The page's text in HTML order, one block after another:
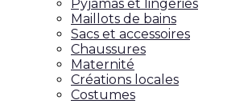
Pyjamas et lingeries
Maillots de bains
Sacs et accessoires
Chaussures
Maternité
Créations locales
Costumes